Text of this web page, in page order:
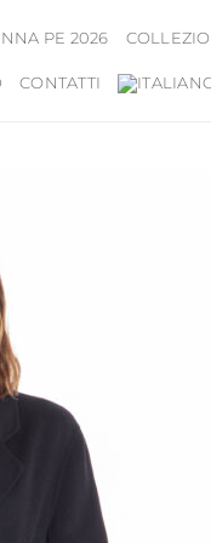
PE 2026
CONTATTI